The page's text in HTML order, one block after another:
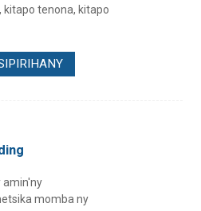
tenona, kitapo
amin'ny
momba ny